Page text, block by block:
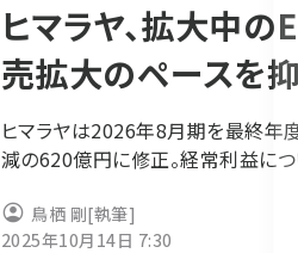
ン
く
ず
ヒマラヤ、拡大中
売拡大のペースを抑
ヒマラヤは2026年8月期を最終年
減の620億円に修正。経常利益に
鳥栖 剛[執筆]
2025年10月14日 7:30